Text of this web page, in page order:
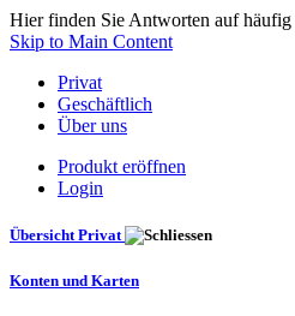
Hier finden Sie Antworten auf
Skip to Main Content
Privat
Geschäftlich
Über uns
Produkt eröffnen
Login
Übersicht Privat
Konten und Karten